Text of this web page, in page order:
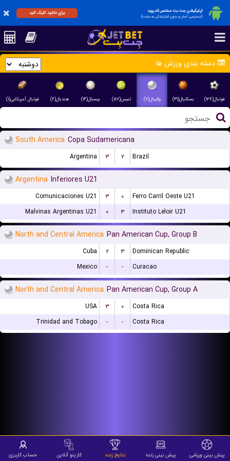
اپلیکیشن جت بت مختص اندروید
(دسترسی آسان و بدون فیلترشکن به سایت)
برای دانلود کلیک کنید
دسته بندی ورزش ها
فوتبال(۱۲۶) بسکتبال(۳۱) والیبال(۷) تنیس(۵۷) بیسبال(۱۴) هندبال(۶) فوتبال آمریکایی(۱)
South America Copa Sudamericana
Argentina ۳ ۲ Brazil
Argentina Inferiores U21
Comunicaciones U21 ۳ ۰
Ferro Carril Oeste U21
Malvinas Argentinas U21
۰ ۳ Instituto Leloir U21
North and Central America Pan American Cup, Group B
Cuba ۲ ۳
Dominican Republic
Mexico
- - Curacao
North and Central America Pan American Cup, Group A
USA ۳ ۰
Costa Rica
Trinidad and Tobago
- - Costa Rica
پیش بینی ورزشی پیش بینی زنده نتایج زنده کازینو آنلاین حساب کاربری